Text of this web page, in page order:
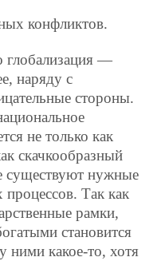
конфликтов.
глобализация —
наряду с
стороны.
не только как
скачкообразный
существуют нужные
процессов. Так как
рамки,
становится
ними какое-то, хотя